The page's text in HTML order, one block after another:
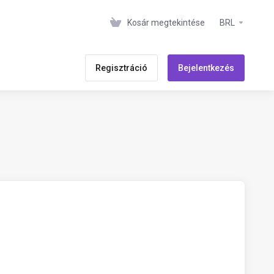
Kosár megtekintése BRL
Regisztráció Bejelentkezés